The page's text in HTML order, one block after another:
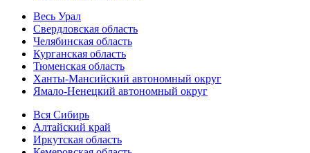
Весь Урал
Свердловская область
Челябинская область
Курганская область
Тюменская область
Ханты-Мансийский автономный округ
Ямало-Ненецкий автономный округ
Вся Сибирь
Алтайский край
Иркутская область